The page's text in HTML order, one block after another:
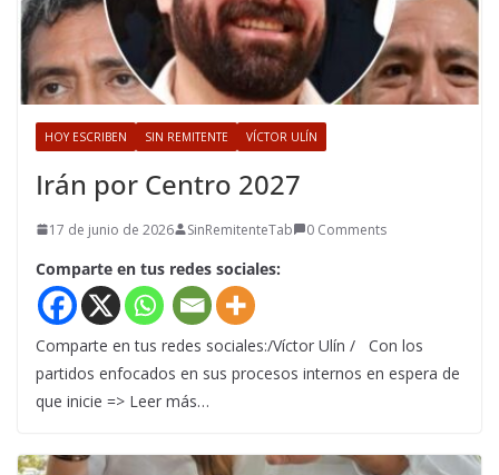
HOY ESCRIBEN SIN REMITENTE VÍCTOR ULÍN
Irán por Centro 2027
17 de junio de 2026 SinRemitenteTab 0 Comments
Comparte en tus redes sociales:
Comparte en tus redes sociales:/Víctor Ulín / Con los
partidos enfocados en sus procesos internos en espera de
que inicie => Leer más…